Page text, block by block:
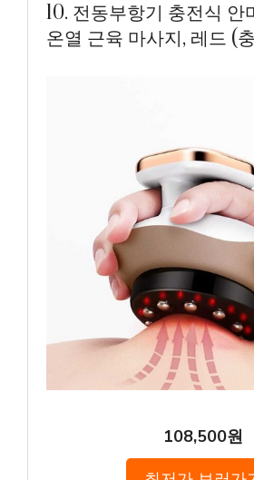
10. 전동부항기 충전식 안
온열 근육 마사지, 레드 (
108,500원